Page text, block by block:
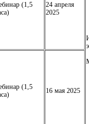
(1,5
24 апреля
2025
(1,5
16 мая 2025